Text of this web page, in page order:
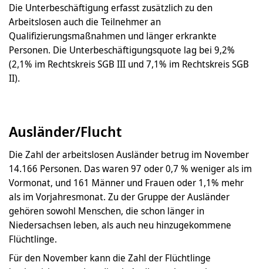
Die Unterbeschäftigung erfasst zusätzlich zu den
Arbeitslosen auch die Teilnehmer an
Qualifizierungsmaßnahmen und länger erkrankte
Personen. Die Unterbeschäftigungs­quote lag bei 9,2%
(2,1% im Rechtskreis SGB III und 7,1% im Rechtskreis SGB
II).
Ausländer/Flucht
Die Zahl der arbeitslosen Ausländer betrug im November
14.166 Personen. Das waren 97 oder 0,7 % weniger als im
Vormonat, und 161 Männer und Frauen oder 1,1% mehr
als im Vorjahresmonat. Zu der Gruppe der Ausländer
gehören sowohl Menschen, die schon länger in
Niedersachsen leben, als auch neu hinzugekommene
Flüchtlinge.
Für den November kann die Zahl der Flüchtlinge